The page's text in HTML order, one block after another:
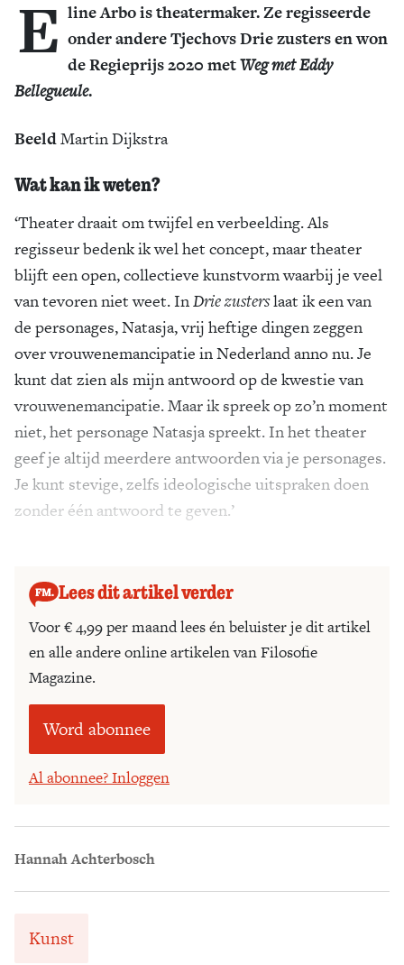
E line Arbo is theatermaker. Ze regisseerde
onder andere Tjechovs Drie zusters en won
de Regieprijs 2020 metWeg metEddy
Bellegueule.
BeeldMartin Dijkstra
Wat kan ik weten?
‘Theater draait om twijfel en verbeelding. Als
regisseur bedenk ik wel het concept, maar theater
blijft een open, collectieve kunstvorm waarbij je veel
van tevoren niet weet. InDrie zusterslaat ik een van
de personages, Natasja, vrij heftige dingen zeggen
over vrouwenemancipatie in Nederland anno nu. Je
kunt dat zien als mijn antwoord op de kwestie van
vrouwenemancipatie. Maar ik spreek op zo’n moment
niet, het personage Natasja spreekt. In het theater
geef je altijd meerdere antwoorden via je personages.
Je kunt stevige, zelfs ideologische uitspraken doen
zonder één antwoord te geven.’
Lees dit artikel verder
Voor € 4,99 per maand lees én beluister je dit artikel
en alle andere online artikelen van Filosofie
Magazine.
Word abonnee
Al abonnee? Inloggen
Hannah Achterbosch
Kunst